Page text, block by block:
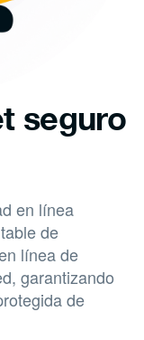
seguro
en línea
de
línea de
garantizando
de